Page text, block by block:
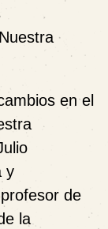
en el
y
de
la